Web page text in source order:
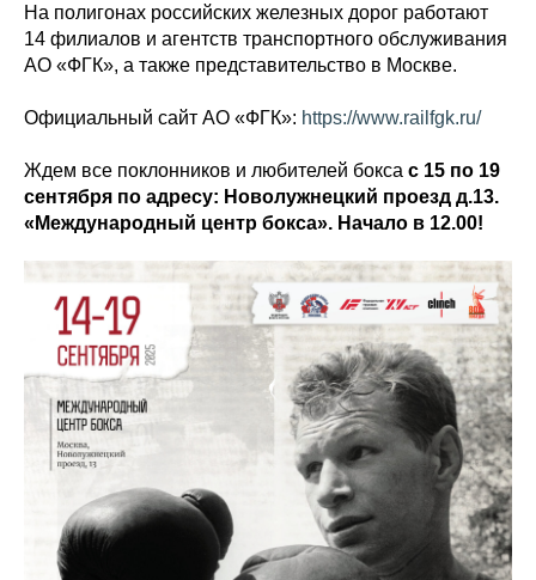
На полигонах российских железных дорог работают
14 филиалов и агентств транспортного обслуживания
АО «ФГК», а также представительство в Москве.
Официальный сайт АО «ФГК»: https://www.railfgk.ru/
Ждем все поклонников и любителей бокса с 15 по 19
сентября по адресу: Новолужнецкий проезд д.13.
«Международный центр бокса». Начало в 12.00!